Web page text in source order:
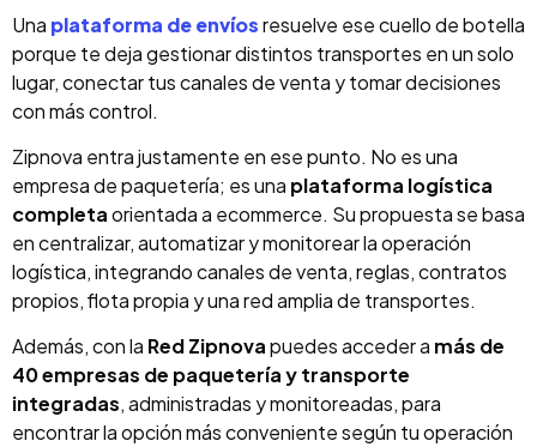
Una plataforma de envíosresuelve ese cuello de botella
porque te deja gestionar distintos transportes en un solo
lugar, conectar tus canales de venta y tomar decisiones
con más control.
Zipnova entra justamente en ese punto. No es una
empresa de paquetería; es una plataforma logística
completaorientada a ecommerce. Su propuesta se basa
en centralizar, automatizar y monitorear la operación
logística, integrando canales de venta, reglas, contratos
propios, flota propia y una red amplia de transportes.
Además, con la Red Zipnovapuedes acceder a más de
40 empresas de paquetería y transporte
integradas, administradas y monitoreadas, para
encontrar la opción más conveniente según tu operación